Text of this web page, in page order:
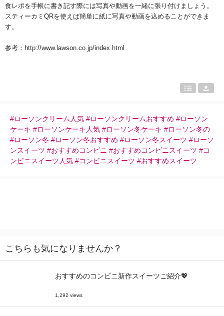
食レポを手帳に書き記す際には写真や動画を一緒に張り付けましょう。
スティーカミ QRを使えば簡単に紙に写真や動画を込めることができま
す。
参考： http://www.lawson.co.jp/index.html
#ローソンクリーム人気 #ローソンクリームおすすめ #ローソン
ケーキ #ローソンケーキ人気 #ローソン冬ケーキ #ローソン冬の
#ローソン冬 #ローソン冬おすすめ #ローソン冬スイーツ #ローソ
ンスイーツ #おすすめコンビニ #おすすめコンビニスイーツ #コ
ンビニスイーツ人気 #コンビニスイーツ #おすすめスイーツ
こちらも気になりませんか？
おすすめのコンビニ新作スイーツご紹介💖
1,292 views